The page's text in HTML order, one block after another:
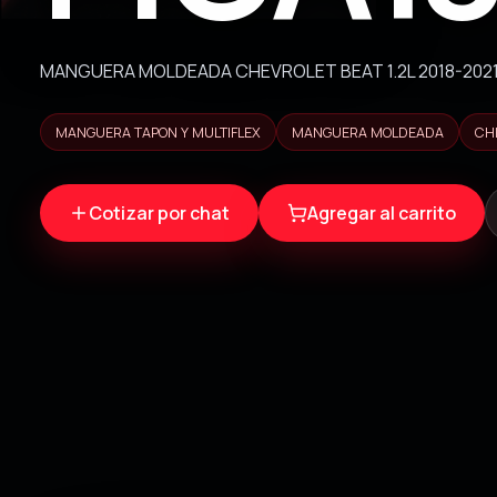
MANGUERA MOLDEADA CHEVROLET BEAT 1.2L 2018-
MANGUERA TAPON Y MULTIFLEX MANGUERA MOLDEADA
Cotizar por chat Agregar al carrito